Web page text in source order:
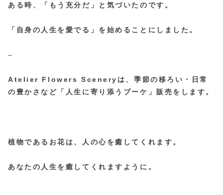
ある時、「もう充分だ」と気づいたのです。
「自身の人生を愛でる」を始めることにしました。
–
Atelier Flowers Sceneryは、季節の移ろい・日常
の豊かさなど 「人生に寄り添うブーケ」販売をします。
植物であるお花は、人の心を癒してくれます。
あなたの人生を癒してくれますように。